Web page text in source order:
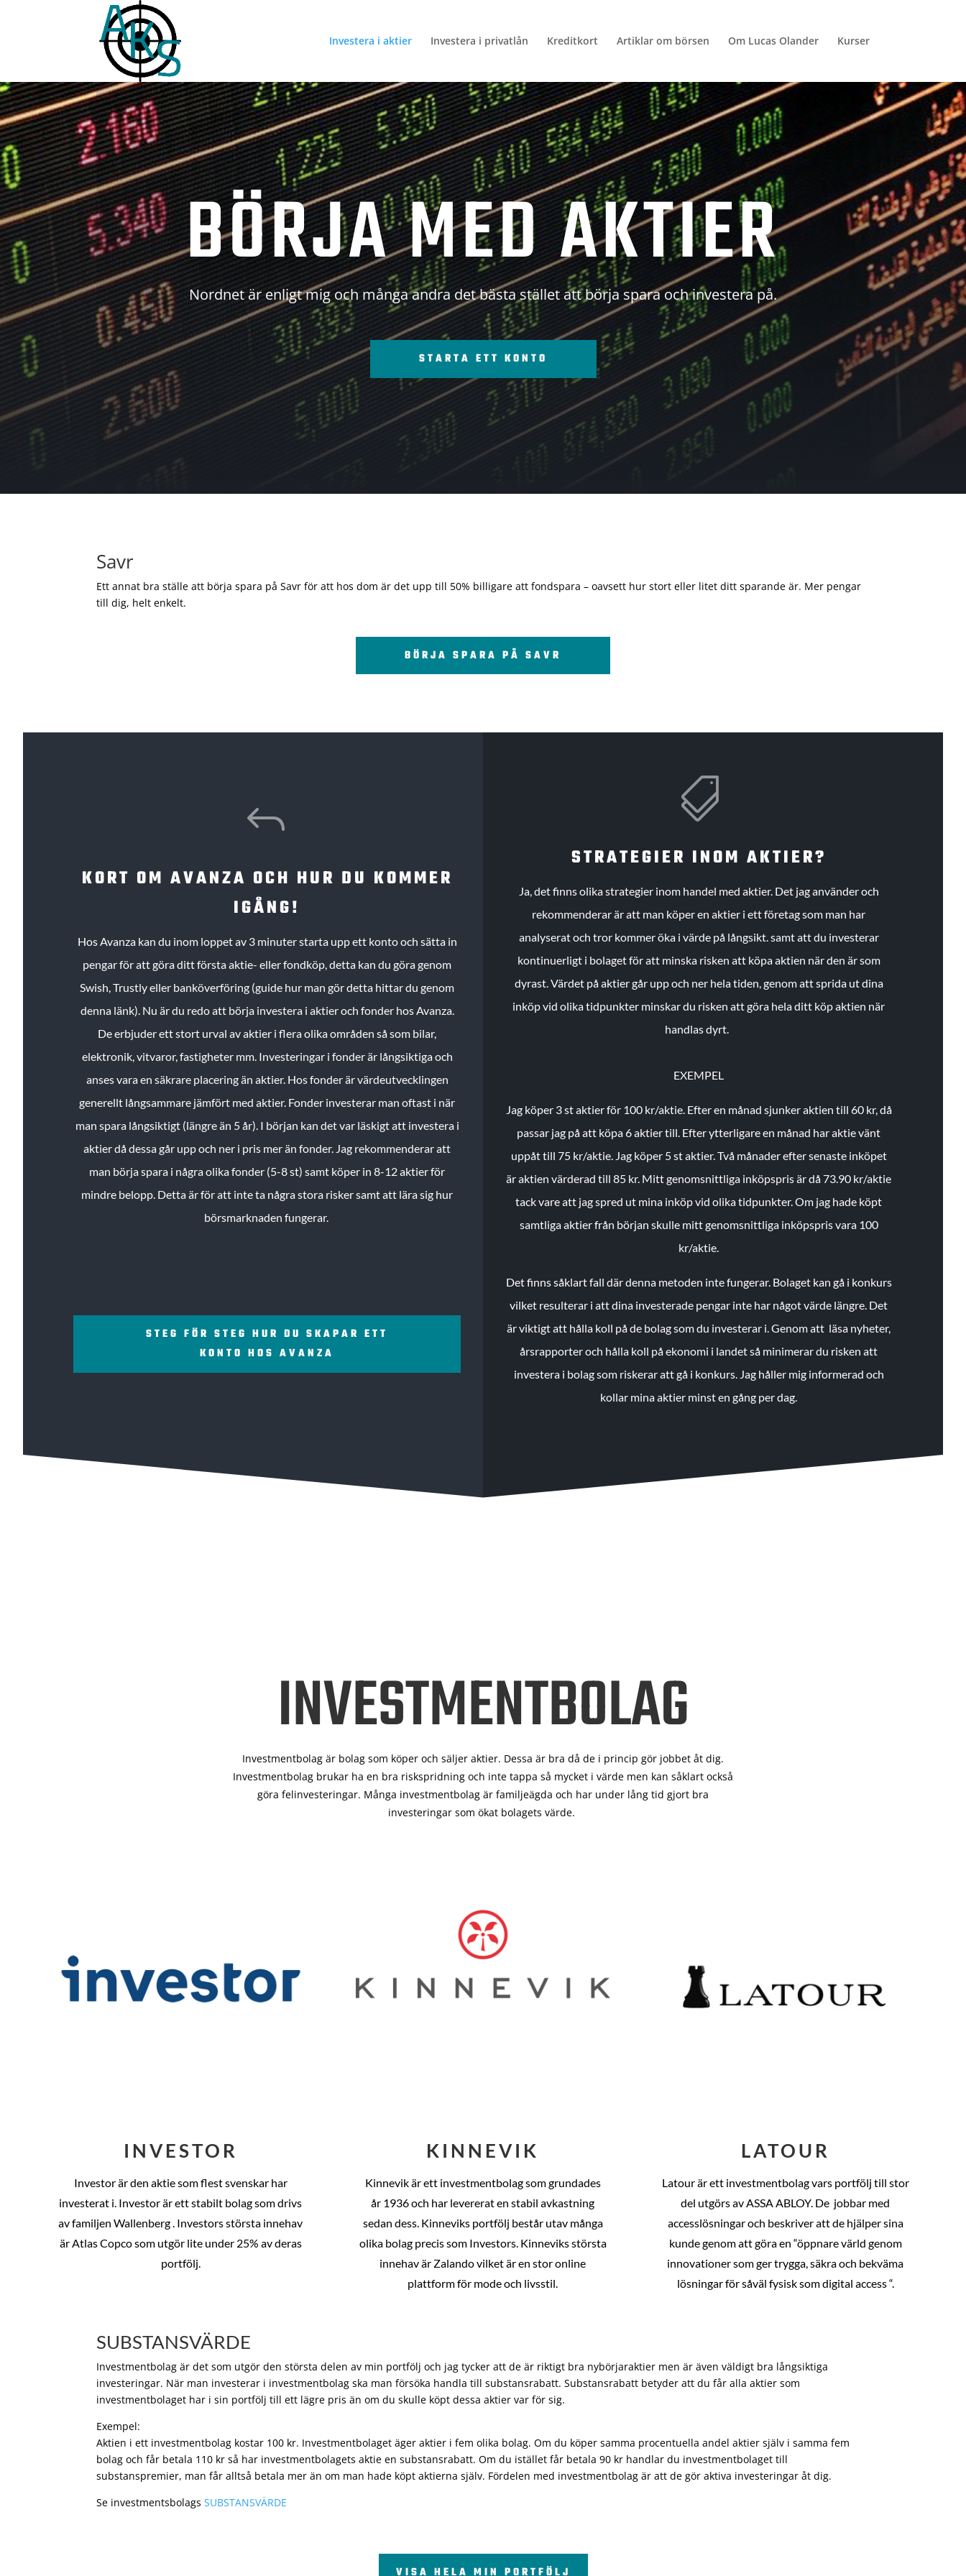
Investera i aktier Investera i privatlån Kreditkort Artiklar om börsen Om Lucas Olander Kurser
BÖRJA MED AKTIER
Nordnet är enligt mig och många andra det bästa stället att börja spara och investera på.
STARTA ETT KONTO
Savr
Ett annat bra ställe att börja spara på Savr för att hos dom är det upp till 50% billigare att fondspara – oavsett hur stort eller litet ditt sparande är. Mer pengar
till dig, helt enkelt.
BÖRJA SPARA PÅ SAVR
J
KORT OM AVANZA OCH HUR DU KOMMER
IGÅNG!
Hos Avanza kan du inom loppet av 3 minuter starta upp ett konto och sätta in
pengar för att göra ditt första aktie- eller fondköp, detta kan du göra genom
Swish, Trustly eller banköverföring (guide hur man gör detta hittar du genom
denna länk). Nu är du redo att börja investera i aktier och fonder hos Avanza.
De erbjuder ett stort urval av aktier i flera olika områden så som bilar,
elektronik, vitvaror, fastigheter mm. Investeringar i fonder är långsiktiga och
anses vara en säkrare placering än aktier. Hos fonder är värdeutvecklingen
generellt långsammare jämfört med aktier. Fonder investerar man oftast i när
man spara långsiktigt (längre än 5 år). I början kan det var läskigt att investera i
aktier då dessa går upp och ner i pris mer än fonder. Jag rekommenderar att
man börja spara i några olika fonder (5-8 st) samt köper in 8-12 aktier för
mindre belopp. Detta är för att inte ta några stora risker samt att lära sig hur
börsmarknaden fungerar.
STEG FÖR STEG HUR DU SKAPAR ETT
KONTO HOS AVANZA

STRATEGIER INOM AKTIER?
Ja, det finns olika strategier inom handel med aktier. Det jag använder och
rekommenderar är att man köper en aktier i ett företag som man har
analyserat och tror kommer öka i värde på långsikt. samt att du investerar
kontinuerligt i bolaget för att minska risken att köpa aktien när den är som
dyrast. Värdet på aktier går upp och ner hela tiden, genom att sprida ut dina
inköp vid olika tidpunkter minskar du risken att göra hela ditt köp aktien när
handlas dyrt.
EXEMPEL
Jag köper 3 st aktier för 100 kr/aktie. Efter en månad sjunker aktien till 60 kr, då
passar jag på att köpa 6 aktier till. Efter ytterligare en månad har aktie vänt
uppåt till 75 kr/aktie. Jag köper 5 st aktier.Två månader efter senaste inköpet
är aktien värderad till 85 kr. Mitt genomsnittliga inköpspris är då 73.90 kr/aktie
tack vare att jag spred ut mina inköp vid olika tidpunkter. Om jag hade köpt
samtliga aktier från början skulle mitt genomsnittliga inköpspris vara 100
kr/aktie.
Det finns såklart fall där denna metoden inte fungerar. Bolaget kan gå i konkurs
vilket resulterar i att dina investerade pengar inte har något värde längre. Det
är viktigt att hålla koll på de bolag som du investerar i. Genom att läsa nyheter,
årsrapporter och hålla koll på ekonomi i landet så minimerar du risken att
investera i bolag som riskerar att gå i konkurs. Jag håller mig informerad och
kollar mina aktier minst en gång per dag.
INVESTMENTBOLAG
Investmentbolag är bolag som köper och säljer aktier. Dessa är bra då de i princip gör jobbet åt dig.
Investmentbolag brukar ha en bra riskspridning och inte tappa så mycket i värde men kan såklart också
göra felinvesteringar. Många investmentbolag är familjeägda och har under lång tid gjort bra
investeringar som ökat bolagets värde.
INVESTOR
Investor är den aktie som flest svenskar har
investerat i. Investor är ett stabilt bolag som drivs
av familjen Wallenberg . Investors största innehav
är Atlas Copco som utgör lite under 25% av deras
portfölj.
KINNEVIK
Kinnevik är ett investmentbolag som grundades
år 1936 och har levererat en stabil avkastning
sedan dess. Kinneviks portfölj består utav många
olika bolag precis som Investors. Kinneviks största
innehav är Zalando vilket är en stor online
plattform för mode och livsstil.
LATOUR
Latour är ett investmentbolag vars portfölj till stor
del utgörs av ASSA ABLOY. De jobbar med
accesslösningar och beskriver att de hjälper sina
kunde genom att göra en “öppnare värld genom
innovationer som ger trygga, säkra och bekväma
lösningar för såväl fysisk som digital access “.
SUBSTANSVÄRDE
Investmentbolag är det som utgör den största delen av min portfölj och jag tycker att de är riktigt bra nybörjaraktier men är även väldigt bra långsiktiga
investeringar. När man investerar i investmentbolag ska man försöka handla till substansrabatt. Substansrabatt betyder att du får alla aktier som
investmentbolaget har i sin portfölj till ett lägre pris än om du skulle köpt dessa aktier var för sig.
Exempel:
Aktien i ett investmentbolag kostar 100 kr. Investmentbolaget äger aktier i fem olika bolag. Om du köper samma procentuella andel aktier själv i samma fem
bolag och får betala 110 kr så har investmentbolagets aktie en substansrabatt. Om du istället får betala 90 kr handlar du investmentbolaget till
substanspremier, man får alltså betala mer än om man hade köpt aktierna själv. Fördelen med investmentbolag är att de gör aktiva investeringar åt dig.
Se investmentsbolagsSUBSTANSVÄRDE
VISA HELA MIN PORTFÖLJ